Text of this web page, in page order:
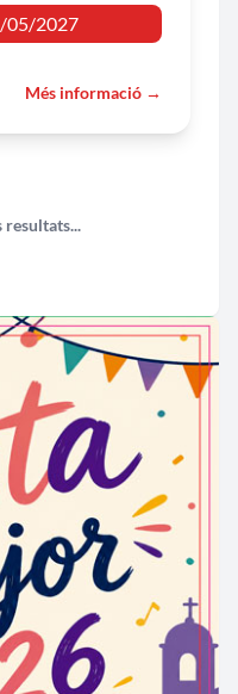
05/2027
Més informació →
Brocanters a
Més informació →